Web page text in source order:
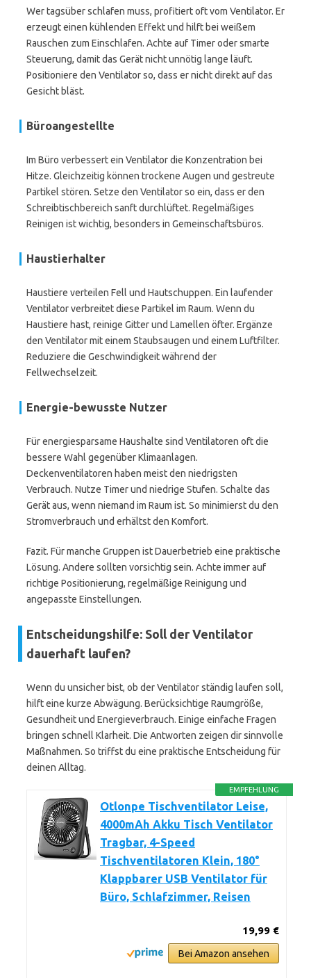
Wer tagsüber schlafen muss, profitiert oft vom Ventilator. Er
erzeugt einen kühlenden Effekt und hilft bei weißem
Rauschen zum Einschlafen. Achte auf Timer oder smarte
Steuerung, damit das Gerät nicht unnötig lange läuft.
Positioniere den Ventilator so, dass er nicht direkt auf das
Gesicht bläst.
Büroangestellte
Im Büro verbessert ein Ventilator die Konzentration bei
Hitze. Gleichzeitig können trockene Augen und gestreute
Partikel stören. Setze den Ventilator so ein, dass er den
Schreibtischbereich sanft durchlüftet. Regelmäßiges
Reinigen ist wichtig, besonders in Gemeinschaftsbüros.
Haustierhalter
Haustiere verteilen Fell und Hautschuppen. Ein laufender
Ventilator verbreitet diese Partikel im Raum. Wenn du
Haustiere hast, reinige Gitter und Lamellen öfter. Ergänze
den Ventilator mit einem Staubsaugen und einem Luftfilter.
Reduziere die Geschwindigkeit während der
Fellwechselzeit.
Energie-bewusste Nutzer
Für energiesparsame Haushalte sind Ventilatoren oft die
bessere Wahl gegenüber Klimaanlagen.
Deckenventilatoren haben meist den niedrigsten
Verbrauch. Nutze Timer und niedrige Stufen. Schalte das
Gerät aus, wenn niemand im Raum ist. So minimierst du den
Stromverbrauch und erhältst den Komfort.
Fazit. Für manche Gruppen ist Dauerbetrieb eine praktische
Lösung. Andere sollten vorsichtig sein. Achte immer auf
richtige Positionierung, regelmäßige Reinigung und
angepasste Einstellungen.
Entscheidungshilfe: Soll der Ventilator
dauerhaft laufen?
Wenn du unsicher bist, ob der Ventilator ständig laufen soll,
hilft eine kurze Abwägung. Berücksichtige Raumgröße,
Gesundheit und Energieverbrauch. Einige einfache Fragen
bringen schnell Klarheit. Die Antworten zeigen dir sinnvolle
Maßnahmen. So triffst du eine praktische Entscheidung für
deinen Alltag.
EMPFEHLUNG
Otlonpe Tischventilator Leise,
4000mAh Akku Tisch Ventilator
Tragbar, 4-Speed
Tischventilatoren Klein, 180°
Klappbarer USB Ventilator für
Büro, Schlafzimmer, Reisen
19,99 €
Bei Amazon ansehen